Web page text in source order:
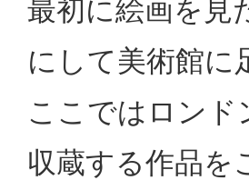
最初に絵画を見
にして美術館に
ここではロン
収蔵する作品を